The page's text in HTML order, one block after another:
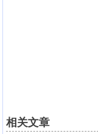
相关文章